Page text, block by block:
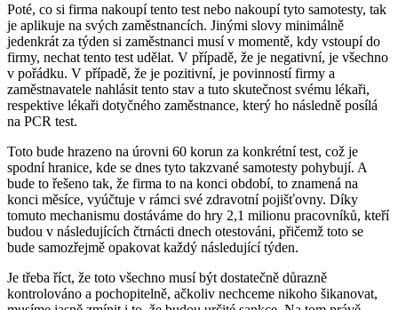
Poté, co si firma nakoupí tento test nebo nakoupí tyto samotesty, tak
je aplikuje na svých zaměstnancích. Jinými slovy minimálně
jedenkrát za týden si zaměstnanci musí v momentě, kdy vstoupí do
firmy, nechat tento test udělat. V případě, že je negativní, je všechno
v pořádku. V případě, že je pozitivní, je povinností firmy a
zaměstnavatele nahlásit tento stav a tuto skutečnost svému lékaři,
respektive lékaři dotyčného zaměstnance, který ho následně posílá
na PCR test.
Toto bude hrazeno na úrovni 60 korun za konkrétní test, což je
spodní hranice, kde se dnes tyto takzvané samotesty pohybují. A
bude to řešeno tak, že firma to na konci období, to znamená na
konci měsíce, vyúčtuje v rámci své zdravotní pojišťovny. Díky
tomuto mechanismu dostáváme do hry 2,1 milionu pracovníků, kteří
budou v následujících čtrnácti dnech otestováni, přičemž toto se
bude samozřejmě opakovat každý následující týden.
Je třeba říct, že toto všechno musí být dostatečně důrazně
kontrolováno a pochopitelně, ačkoliv nechceme nikoho šikanovat,